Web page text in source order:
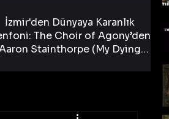
İzmir'den Dünyaya Karanlık
The Choir of Agony’den
Stainthorpe (My Dying